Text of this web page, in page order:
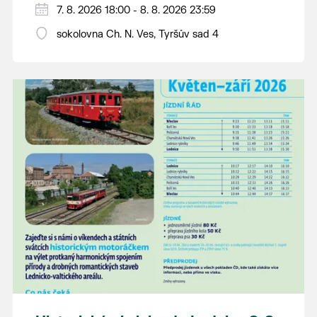
PÁTEK 7. srpna
18:00 - ruční stavění máje
14:00 - krojový průvod pro stárky od
hostince “U Buvola”
16:00 - odpolední zábava na sokolovně
21:00 - večerní zábava
K tanci a poslechu bude hrát DH
Lanžhotčané.
Těšíme se na Vás!
7. 8. 2026 18:00 - 8. 8. 2026 23:59
sokolovna Ch. N. Ves, Tyršův sad 4